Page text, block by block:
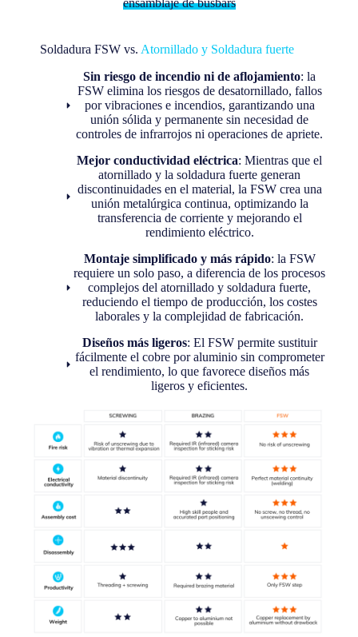
ensamblaje de busbars
Soldadura FSW vs. Atornillado y Soldadura fuerte
Sin riesgo de incendio ni de aflojamiento: la
FSW elimina los riesgos de desatornillado, fallos
por vibraciones e incendios, garantizando una
unión sólida y permanente sin necesidad de
controles de infrarrojos ni operaciones de apriete.
Mejor conductividad eléctrica: Mientras que el
atornillado y la soldadura fuerte generan
discontinuidades en el material, la FSW crea una
unión metalúrgica continua, optimizando la
transferencia de corriente y mejorando el
rendimiento eléctrico.
Montaje simplificado y más rápido: la FSW
requiere un solo paso, a diferencia de los procesos
complejos del atornillado y soldadura fuerte,
reduciendo el tiempo de producción, los costes
laborales y la complejidad de fabricación.
Diseños más ligeros: El FSW permite sustituir
fácilmente el cobre por aluminio sin comprometer
el rendimiento, lo que favorece diseños más
ligeros y eficientes.